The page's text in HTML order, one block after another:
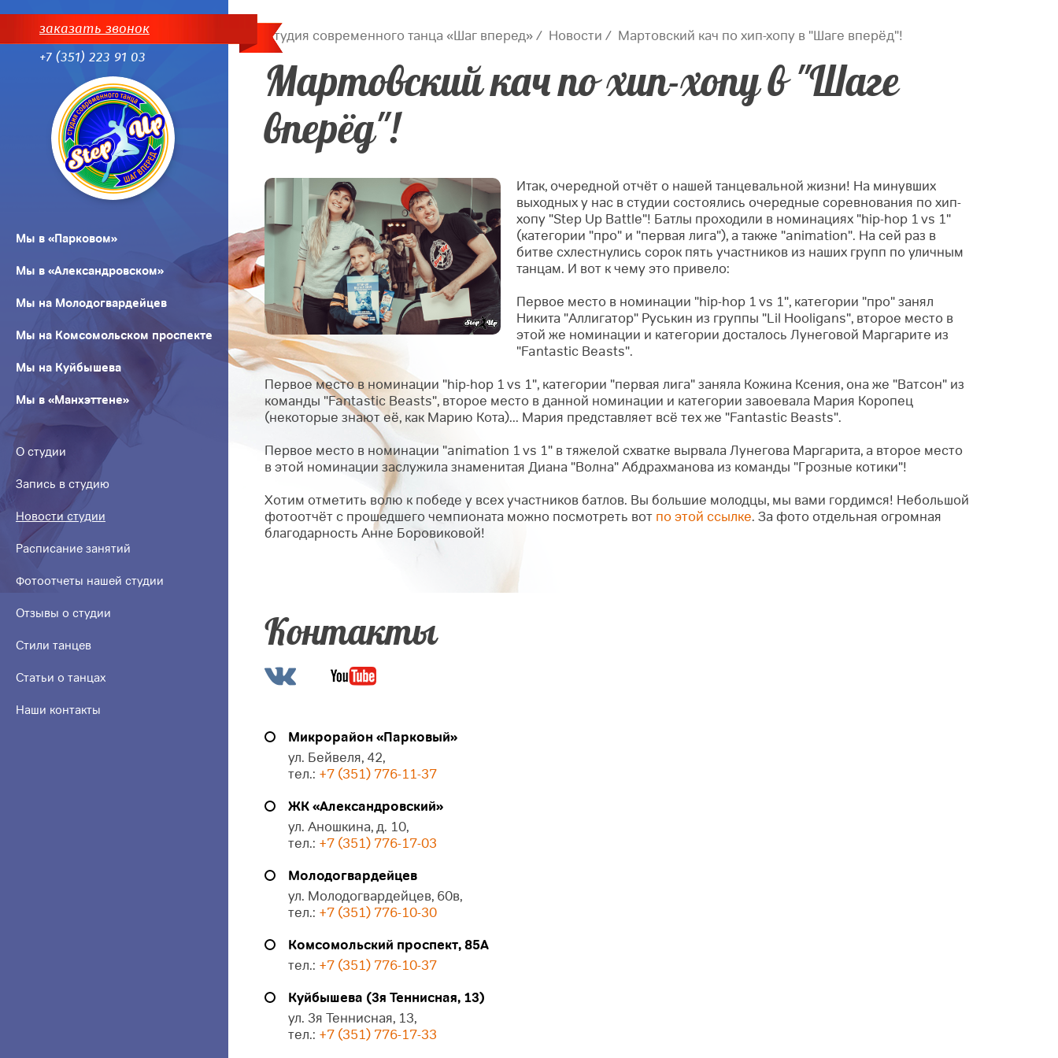
заказать звонок
+7 (351) 223 91 03
Мы в «Парковом»
Мы в «Александровском»
Мы на Молодогвардейцев
Мы на Комсомольском проспекте
Мы на Куйбышева
Мы в «Манхэттене»
О студии
Запись в студию
Новости студии
Расписание занятий
Фотоотчеты нашей студии
Отзывы о студии
Стили танцев
Статьи о танцах
Наши контакты
Студия современного танца «Шаг вперед» Новости Мартовский кач по хип-хопу в "Шаге вперёд"!
Мартовский кач по хип-хопу в "Шаге
вперёд"!
Итак, очередной отчёт о нашей танцевальной жизни! На минувших
выходных у нас в студии состоялись очередные соревнования по хип-
хопу "Step Up Battle"! Батлы проходили в номинациях "hip-hop 1 vs 1"
(категории "про" и "первая лига"), а также "animation". На сей раз в
битве схлестнулись сорок пять участников из наших групп по уличным
танцам. И вот к чему это привело:
Первое место в номинации "hip-hop 1 vs 1", категории "про" занял
Никита "Аллигатор" Руськин из группы "Lil Hooligans", второе место в
этой же номинации и категории досталось Лунеговой Маргарите из
"Fantastic Beasts".
Первое место в номинации "hip-hop 1 vs 1", категории "первая лига" заняла Кожина Ксения, она же "Ватсон" из
команды "Fantastic Beasts", второе место в данной номинации и категории завоевала Мария Коропец
(некоторые знают её, как Марию Кота)... Мария представляет всё тех же "Fantastic Beasts".
Первое место в номинации "animation 1 vs 1" в тяжелой схватке вырвала Лунегова Маргарита, а второе место
в этой номинации заслужила знаменитая Диана "Волна" Абдрахманова из команды "Грозные котики"!
Хотим отметить волю к победе у всех участников батлов. Вы большие молодцы, мы вами гордимся! Небольшой
фотоотчёт с прошедшего чемпионата можно посмотреть вот по этой ссылке. За фото отдельная огромная
благодарность Анне Боровиковой!
Контакты
Микрорайон «Парковый»
ул. Бейвеля, 42,
тел.: +7 (351) 776-11-37
ЖК «Александровский»
ул. Аношкина, д. 10,
тел.: +7 (351) 776-17-03
Молодогвардейцев
ул. Молодогвардейцев, 60в,
тел.: +7 (351) 776-10-30
Комсомольский проспект, 85А
тел.: +7 (351) 776-10-37
Куйбышева (3я Теннисная, 13)
ул. 3я Теннисная, 13,
тел.: +7 (351) 776-17-33